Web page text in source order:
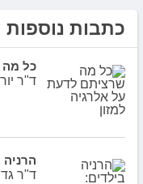
כתבות נוספות
כל מה
ד"ר
הרניה
ד"ר גד